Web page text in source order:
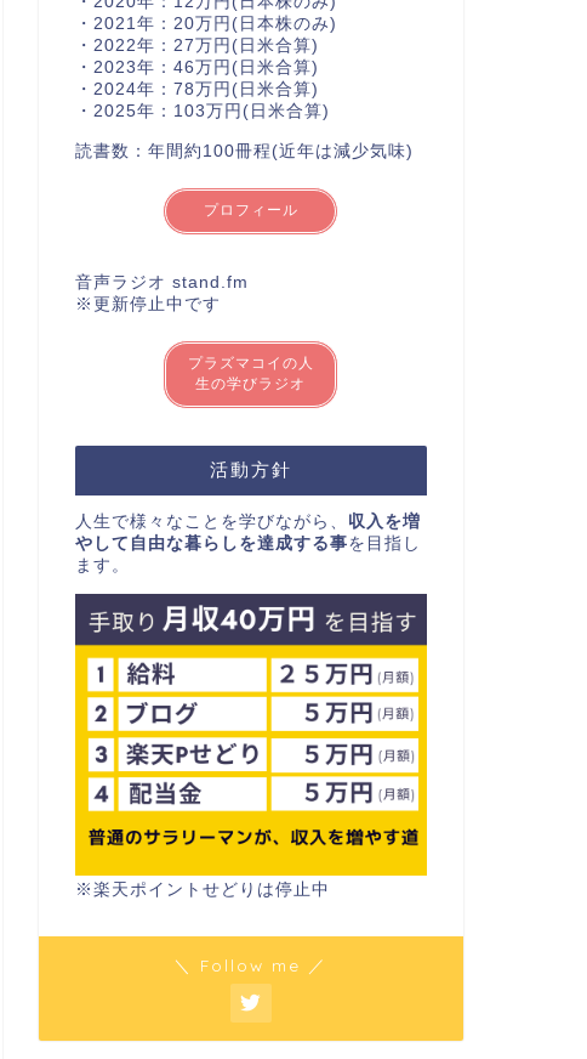
・2021年：20万円(日本株のみ)
・2022年：27万円(日米合算)
・2023年：46万円(日米合算)
・2024年：78万円(日米合算)
・2025年：103万円(日米合算)
読書数：年間約100冊程(近年は減少気味)
プロフィール
音声ラジオ stand.fm
※更新停止中です
プラズマコイの人
生の学びラジオ
活動方針
人生で様々なことを学びながら、 収入を増
やして自由な暮らしを達成する事を目指し
ます。
※楽天ポイントせどりは停止中
＼ Follow me ／